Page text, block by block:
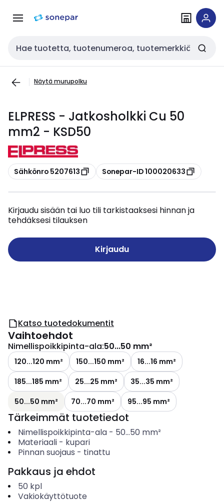
navigointiinsisältöön
Haku
Näytä murupolku
ELPRESS - Jatkosholkki Cu 50
mm2 - KSD50
Kopioi
Sähkönro 5207613 Kopioi
Sonepar-ID 100020633
Kirjaudu sisään tai luo tili tarkistaaksesi hinnan ja
tehdäksesi tilauksen
Kirjaudu
Katso tuotedokumentit
Vaihtoehdot
Nimellispoikkipinta-ala:50...50 mm²
120...120 mm² 150...150 mm²
16...16 mm²
185...185 mm²
25...25 mm²
35...35 mm²
50...50 mm²
70...70 mm² 95...95 mm²
Tärkeimmät tuotetiedot
Nimellispoikkipinta-ala- 50...50 mm²
Materiaali- kupari
Pinnan suojaus - tinattu
Pakkaus ja ehdot
50 kpl
Vakiokäyttötuote